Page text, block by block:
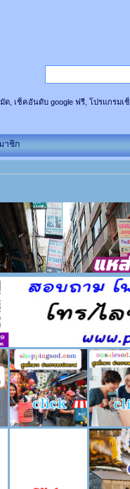
ด, เช็คอันดับ google ฟรี, โปรแกรมเ
าชิก